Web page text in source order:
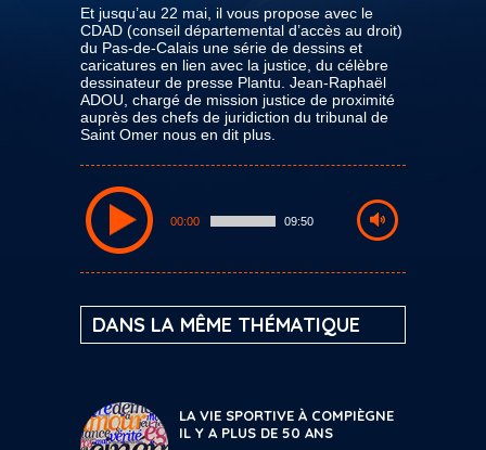
Et jusqu’au 22 mai, il vous propose avec le
CDAD (conseil départemental d’accès au droit)
du Pas-de-Calais une série de dessins et
caricatures en lien avec la justice, du célèbre
dessinateur de presse Plantu. Jean-Raphaël
ADOU, chargé de mission justice de proximité
auprès des chefs de juridiction du tribunal de
Saint Omer nous en dit plus.
00:00 09:50
DANS LA MÊME THÉMATIQUE
LA VIE SPORTIVE À COMPIÈGNE
IL Y A PLUS DE 50 ANS